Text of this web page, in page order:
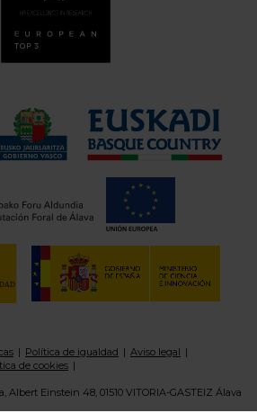
Política de igualdad
Aviso legal
de cookies
Albert Einstein 48, 01510 VITORIA-GASTEIZ Álava